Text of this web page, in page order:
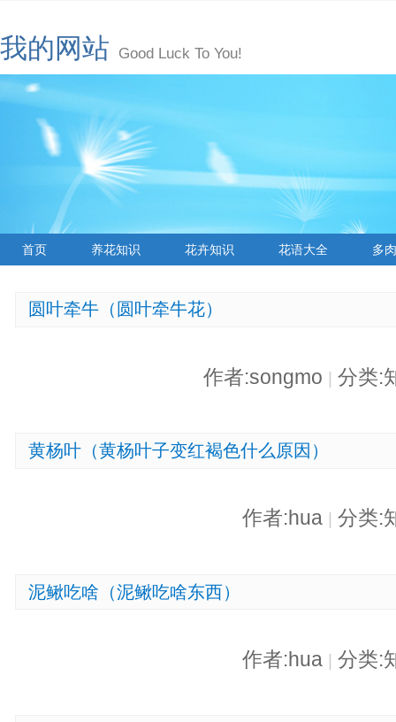
我的网站 Good Luck To You!
首页 养花知识 花卉知识 花语大全 多
圆叶牵牛（圆叶牵牛花）
作者:songmo 分类:
黄杨叶（黄杨叶子变红褐色什么原因）
作者:hua 分类:
泥鳅吃啥（泥鳅吃啥东西）
作者:hua 分类: